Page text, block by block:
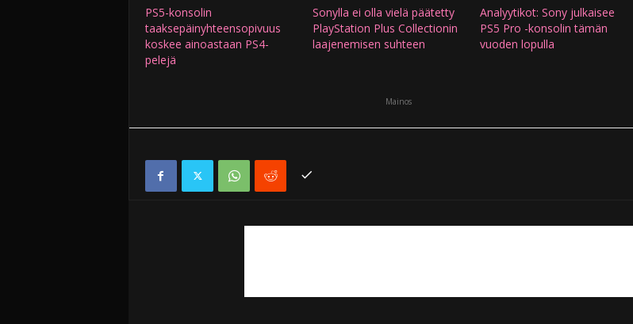
PS5-konsolin
taaksepäinyhteensopivuus
koskee ainoastaan PS4-
pelejä
Sonylla ei olla vielä päätetty
PlayStation Plus Collectionin
laajenemisen suhteen
Analyytikot: Sony julkaisee
PS5 Pro -konsolin tämän
vuoden lopulla
Mainos